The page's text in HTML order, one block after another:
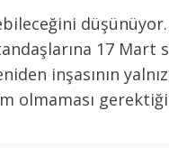
17
inşasının
olmaması